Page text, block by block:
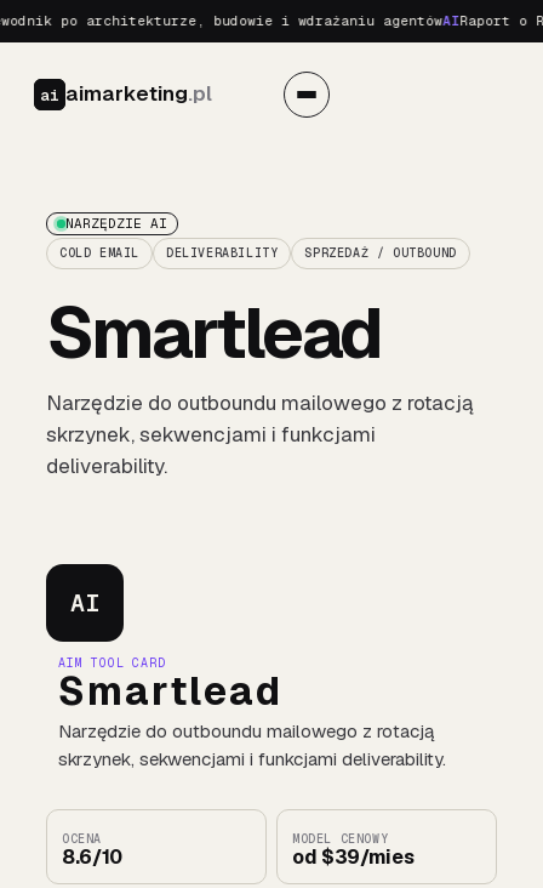
po architekturze, budowie i wdrażaniu agentówAIRaport o
ai aimarketing.pl
NARZĘDZIE AI
COLD EMAIL DELIVERABILITY SPRZEDAŻ / OUTBOUND
Smartlead
Narzędzie do outboundu mailowego z rotacją
skrzynek, sekwencjami i funkcjami
deliverability.
AI
AIM TOOL CARD
Smartlead
Narzędzie do outboundu mailowego z rotacją
skrzynek, sekwencjami i funkcjami deliverability.
OCENA
8.6/10
MODEL CENOWY
od $39/mies